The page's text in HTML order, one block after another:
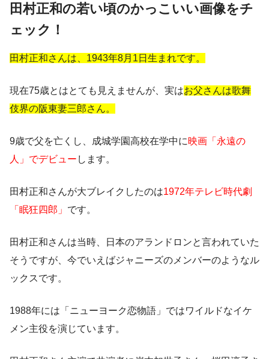
田村正和の若い頃のかっこいい画像をチ
ェック！
田村正和さんは、1943年8月1日生まれです。
現在75歳とはとても見えませんが、実はお父さんは歌舞
伎界の阪東妻三郎さん。
9歳で父を亡くし、成城学園高校在学中に映画「永遠の
人」でデビュー します。
田村正和さんが大ブレイクしたのは1972年テレビ時代劇
「眠狂四郎」 です。
田村正和さんは当時、日本のアランドロンと言われていた
そうですが、今でいえばジャニーズのメンバーのようなル
ックスです。
1988年には「ニューヨーク恋物語」ではワイルドなイケ
メン主役を演じています。